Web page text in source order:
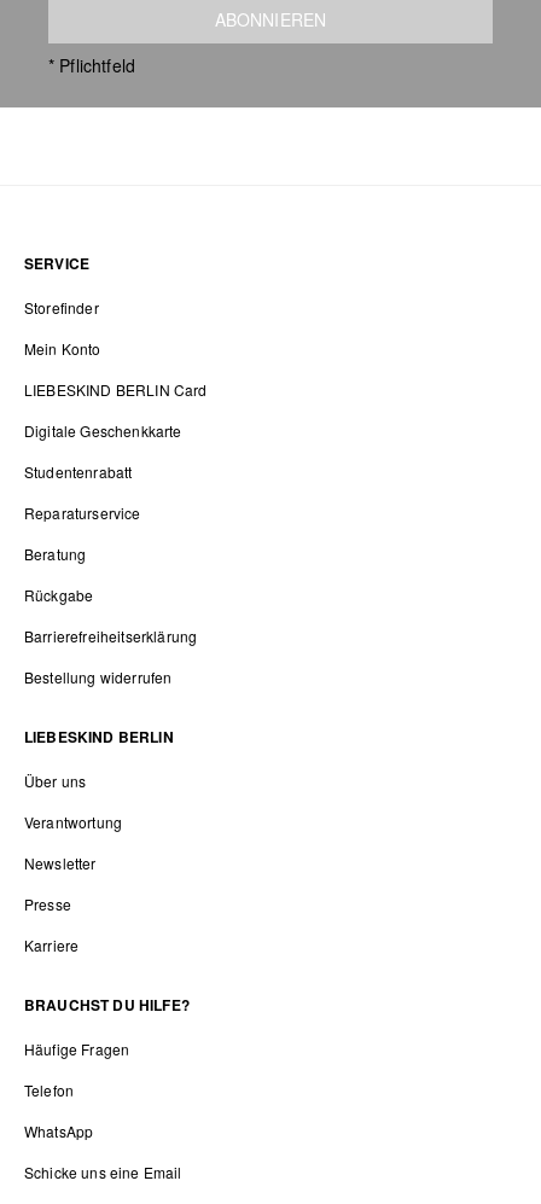
ABONNIEREN
* Pflichtfeld
SERVICE
Storefinder
Mein Konto
LIEBESKIND BERLIN Card
Digitale Geschenkkarte
Studentenrabatt
Reparaturservice
Beratung
Rückgabe
Barrierefreiheitserklärung
Bestellung widerrufen
LIEBESKIND BERLIN
Über uns
Verantwortung
Newsletter
Presse
Karriere
BRAUCHST DU HILFE?
Häufige Fragen
Telefon
WhatsApp
Schicke uns eine Email